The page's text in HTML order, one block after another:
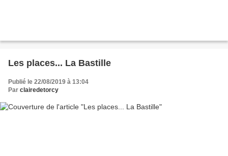
Les places... La Bastille
Publié le 22/08/2019 à 13:04
Par clairedetorcy